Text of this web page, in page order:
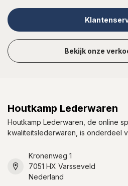
Bekijk onze
Houtkamp Lederwaren
Houtkamp Lederwaren, de online
kwaliteitslederwaren, is onderdeel
Kronenweg 1
7051 HX Varsseveld
Nederland